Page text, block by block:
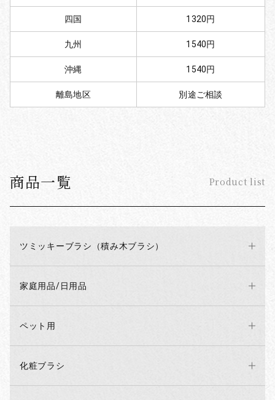
商品一覧 Product list
ツミッキーブラシ（積み木ブラシ）
家庭用品/日用品
ペット用
化粧ブラシ
四国 1320円
九州 1540円
沖縄 1540円
離島地区 別途ご相談